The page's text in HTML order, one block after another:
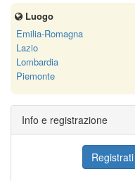
Luogo
Emilia-Romagna
Lazio
Lombardia
Piemonte
Info e registrazione
Registrati